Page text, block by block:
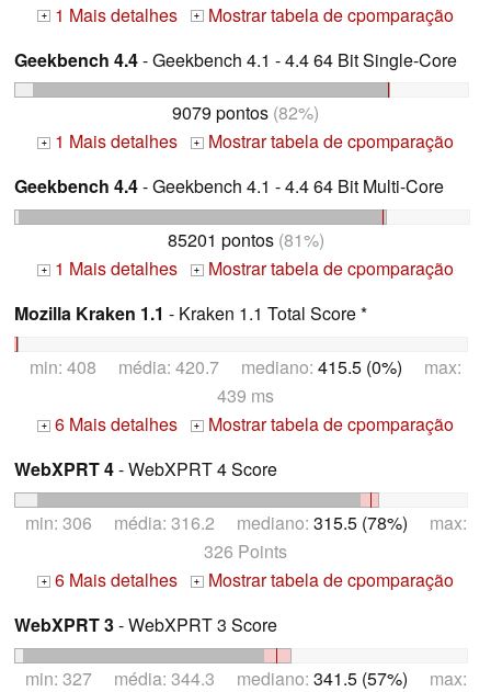
+ 1 Mais detalhes + Mostrar tabela de cpomparação
Geekbench 4.4- Geekbench 4.1 - 4.4 64 Bit Single-Core
9079 pontos (82%)
+ 1 Mais detalhes + Mostrar tabela de cpomparação
Geekbench 4.4- Geekbench 4.1 - 4.4 64 Bit Multi-Core
85201 pontos(81%)
+ 1 Mais detalhes + Mostrar tabela de cpomparação
Mozilla Kraken 1.1 - Kraken 1.1 Total Score *
min: 408 média: 420.7 mediano: 415.5 (0%) max:
439 ms
+ 6 Mais detalhes + Mostrar tabela de cpomparação
WebXPRT 4- WebXPRT 4 Score
min: 306 média: 316.2 mediano: 315.5 (78%) max:
326 Points
+ 6 Mais detalhes + Mostrar tabela de cpomparação
WebXPRT 3- WebXPRT 3 Score
min: 327 média: 344.3 mediano: 341.5 (57%) max: